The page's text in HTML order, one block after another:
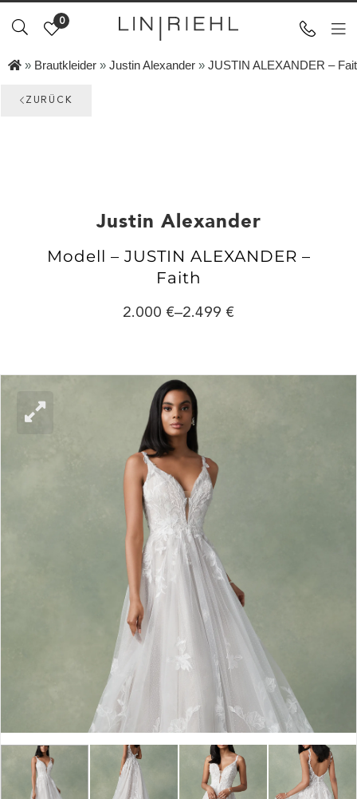
0
» Brautkleider » Justin Alexander » JUSTIN ALEXANDER –
ZURÜCK
Justin Alexander
Modell – JUSTIN ALEXANDER –
Faith
2.000 –2.499